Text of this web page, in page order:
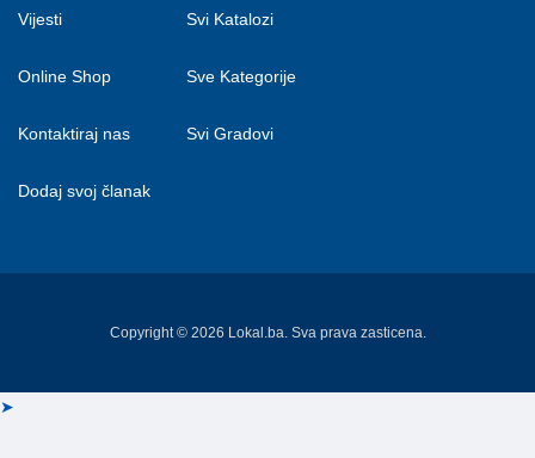
Vijesti
Online Shop
Kontaktiraj nas
Dodaj svoj članak
Svi Katalozi
Sve Kategorije
Svi Gradovi
Copyright © 2026 Lokal.ba. Sva prava zasticena.
➤